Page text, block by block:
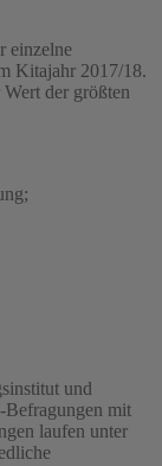
einzelne
Kitajahr 2017/18.
der größten
und
Befragungen mit
laufen unter